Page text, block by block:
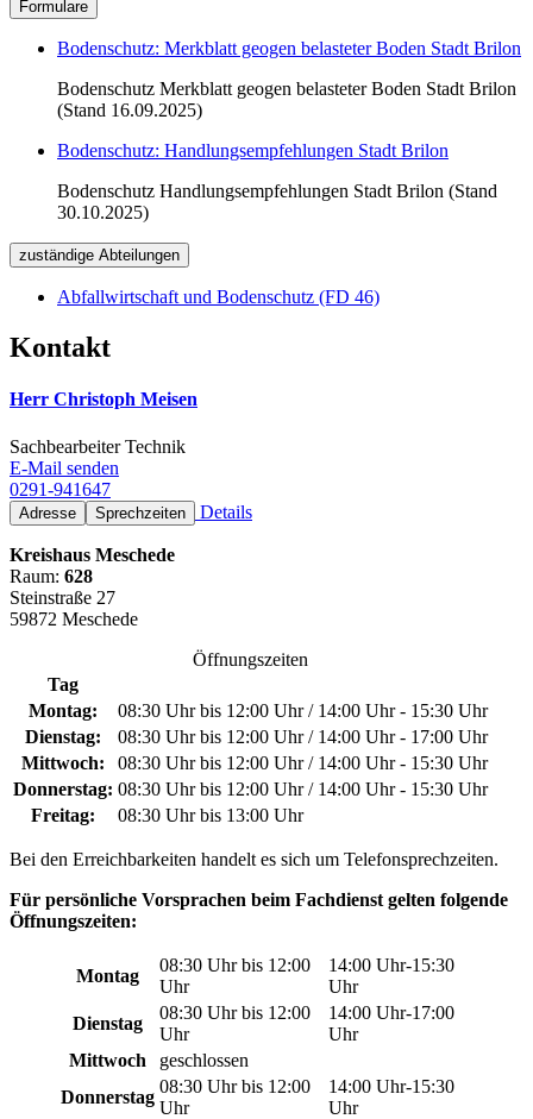
Formulare
Bodenschutz: Merkblatt geogen belasteter Boden Stadt Brilon
Bodenschutz Merkblatt geogen belasteter Boden Stadt Brilon
(Stand 16.09.2025)
Bodenschutz: Handlungsempfehlungen Stadt Brilon
Bodenschutz Handlungsempfehlungen Stadt Brilon (Stand
30.10.2025)
zuständige Abteilungen
Abfallwirtschaft und Bodenschutz (FD 46)
Kontakt
Herr Christoph Meisen
Sachbearbeiter Technik
E-Mail senden
0291-941647
Adresse Sprechzeiten Details
Kreishaus Meschede
Raum: 628
Steinstraße 27
59872 Meschede
Öffnungszeiten
Tag
Montag:
08:30 Uhr bis 12:00 Uhr / 14:00 Uhr - 15:30 Uhr
Dienstag:
08:30 Uhr bis 12:00 Uhr / 14:00 Uhr - 17:00 Uhr
Mittwoch:
08:30 Uhr bis 12:00 Uhr / 14:00 Uhr - 15:30 Uhr
Donnerstag: 08:30 Uhr bis 12:00 Uhr / 14:00 Uhr - 15:30 Uhr
Freitag:
08:30 Uhr bis 13:00 Uhr
Bei den Erreichbarkeiten handelt es sich um Telefonsprechzeiten.
Für persönliche Vorsprachen beim Fachdienst gelten folgende
Öffnungszeiten:
Montag
08:30 Uhr bis 12:00
Uhr
14:00 Uhr-15:30
Uhr
Dienstag
08:30 Uhr bis 12:00
Uhr
14:00 Uhr-17:00
Uhr
Mittwoch
geschlossen
Donnerstag
08:30 Uhr bis 12:00
Uhr
14:00 Uhr-15:30
Uhr